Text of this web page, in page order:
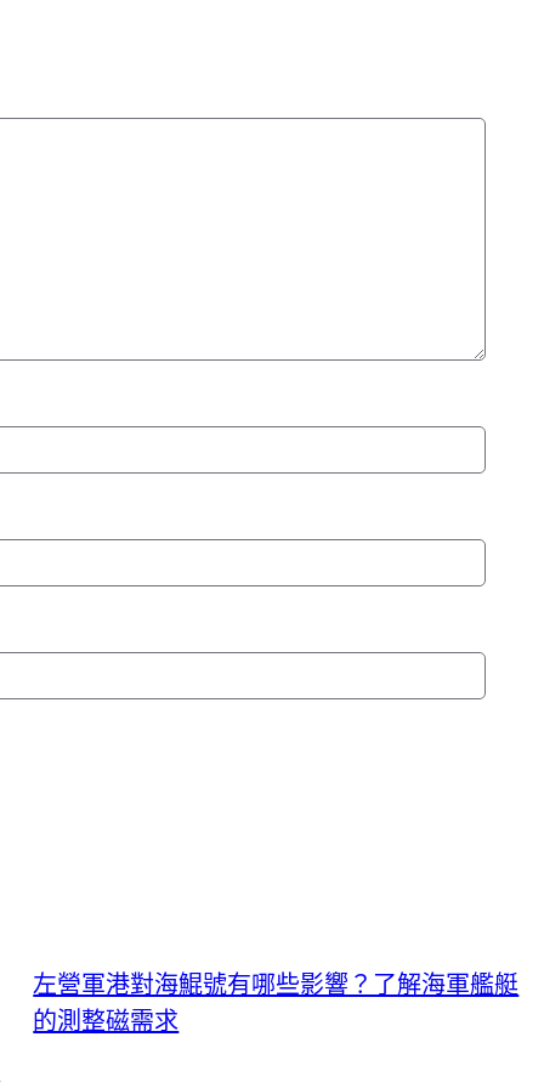
左營軍港對海鯤號有哪些影響？了解海軍艦艇
的測整磁需求